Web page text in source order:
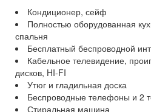
Кондиционер, сейф
Полностью оборудованная
спальня
Бесплатный беспроводной
Кабельное телевидение,
дисков, HI-FI
Утюг и гладильная доска
Беспроводные телефоны и 2
Стиральная машина